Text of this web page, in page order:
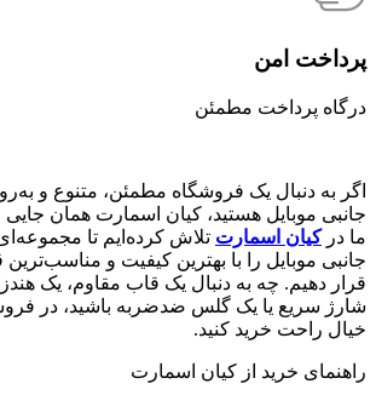
پرداخت امن
درگاه پرداخت مطمئن
اگر به دنبال یک فروشگاه مطمئن، متنوع و
جانبی موبایل هستید، کیان اسمارت همان جایی
ما درکیان اسمارت تلاش کرده‌ایم تا
جانبی موبایل را با بهترین کیفیت و
قرار دهیم. چه به دنبال یک قاب مقاوم، یک
شارژ سریع یا یک گلس ضدضربه باشید، در
خیال راحت خرید کنید.
راهنمای خرید از کیان اسمارت